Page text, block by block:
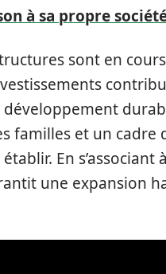
à sa propre
sont en
familles et un cadre
En s’associant
une expansion